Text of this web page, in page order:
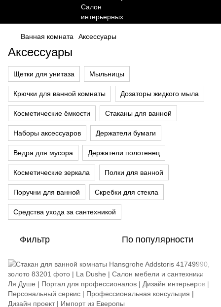
Ванная комната Аксессуары
Аксессуары
Щетки для унитаза Мыльницы
Крючки для ванной комнаты Дозаторы жидкого мыла
Косметические ёмкости Стаканы для ванной
Наборы аксессуаров Держатели бумаги
Ведра для мусора Держатели полотенец
Косметические зеркала Полки для ванной
Поручни для ванной Скребки для стекла
Средства ухода за сантехникой
Фильтр По популярности